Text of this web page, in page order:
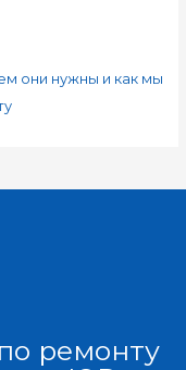
они нужны и как мы
ремонту